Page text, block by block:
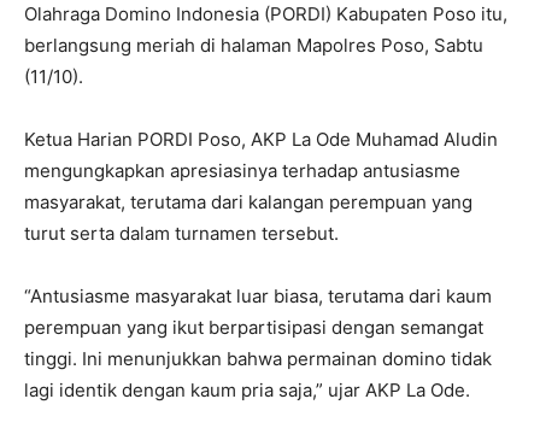
Olahraga Domino Indonesia (PORDI) Kabupaten Poso itu,
berlangsung meriah di halaman Mapolres Poso, Sabtu
(11/10).
Ketua Harian PORDI Poso, AKP La Ode Muhamad Aludin
mengungkapkan apresiasinya terhadap antusiasme
masyarakat, terutama dari kalangan perempuan yang
turut serta dalam turnamen tersebut.
“Antusiasme masyarakat luar biasa, terutama dari kaum
perempuan yang ikut berpartisipasi dengan semangat
tinggi. Ini menunjukkan bahwa permainan domino tidak
lagi identik dengan kaum pria saja,” ujar AKP La Ode.